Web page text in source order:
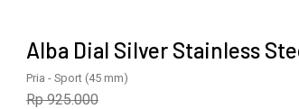
Alba Dial Silver Stainless
Pria - Sport (45 mm)
Rp 925.000